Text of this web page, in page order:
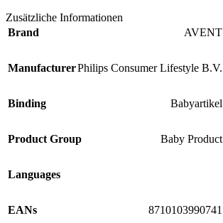
Zusätzliche Informationen
Brand
AVENT
ManufacturerPhilips Consumer Lifestyle B.V.
Binding Babyartikel
Product Group Baby Product
Languages
EANs 8710103990741